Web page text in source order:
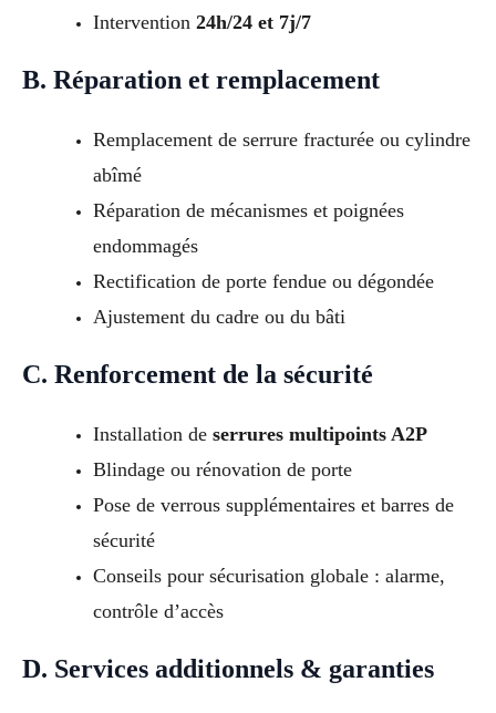
Intervention 24h/24 et 7j/7
B. Réparation et remplacement
Remplacement de serrure fracturée ou cylindre
abîmé
Réparation de mécanismes et poignées
endommagés
Rectification de porte fendue ou dégondée
Ajustement du cadre ou du bâti
C. Renforcement de la sécurité
Installation de serrures multipoints A2P
Blindage ou rénovation de porte
Pose de verrous supplémentaires et barres de
sécurité
Conseils pour sécurisation globale : alarme,
contrôle d’accès
D. Services additionnels & garanties